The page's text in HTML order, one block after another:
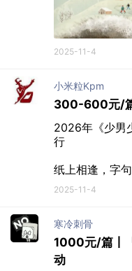
2025-11-4
小米粒kpm
300-600元/
2026年《少男
行
纸上相逢，字
2025-11-4
寒冷刺骨
1000元/篇丨
动